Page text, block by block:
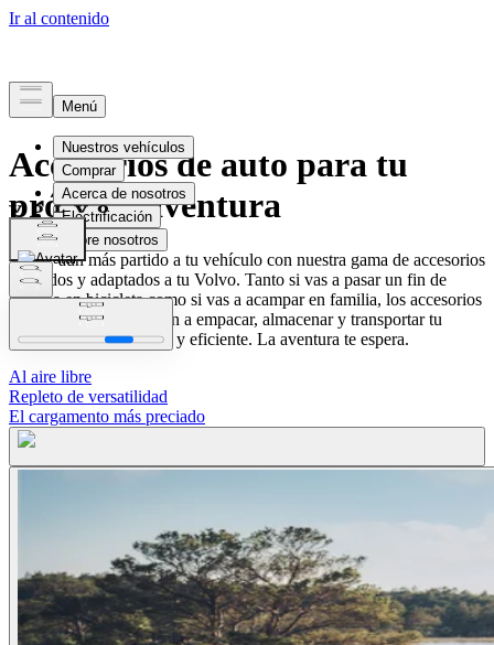
Accesorios de auto para tu
próxima aventura
Sácale aún más partido a tu vehículo con nuestra gama de accesorios
probados y adaptados a tu Volvo. Tanto si vas a pasar un fin de
semana en bicicleta como si vas a acampar en familia, los accesorios
de Volvo Cars te ayudan a empacar, almacenar y transportar tu
equipo de forma segura y eficiente. La aventura te espera.
Al aire libre
Repleto de versatilidad
El cargamento más preciado